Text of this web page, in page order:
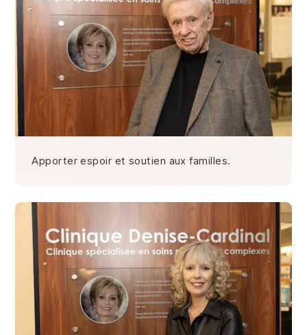
Apporter espoir et soutien aux familles.